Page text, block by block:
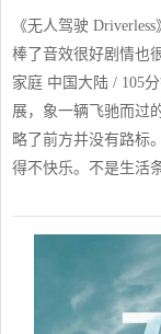
《无人驾驶
棒了音效很好剧情也
家庭 中国大陆 / 105
展，象一辆飞驰而过
略了前方并没有路标
得不快乐。不是生活